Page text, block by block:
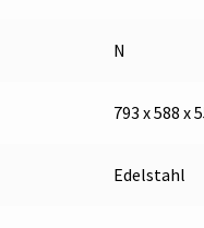
N
793 x 588 x
Edelstahl